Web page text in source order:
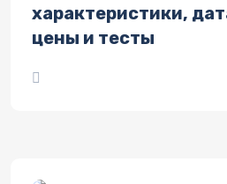
характеристики,
цены и тесты